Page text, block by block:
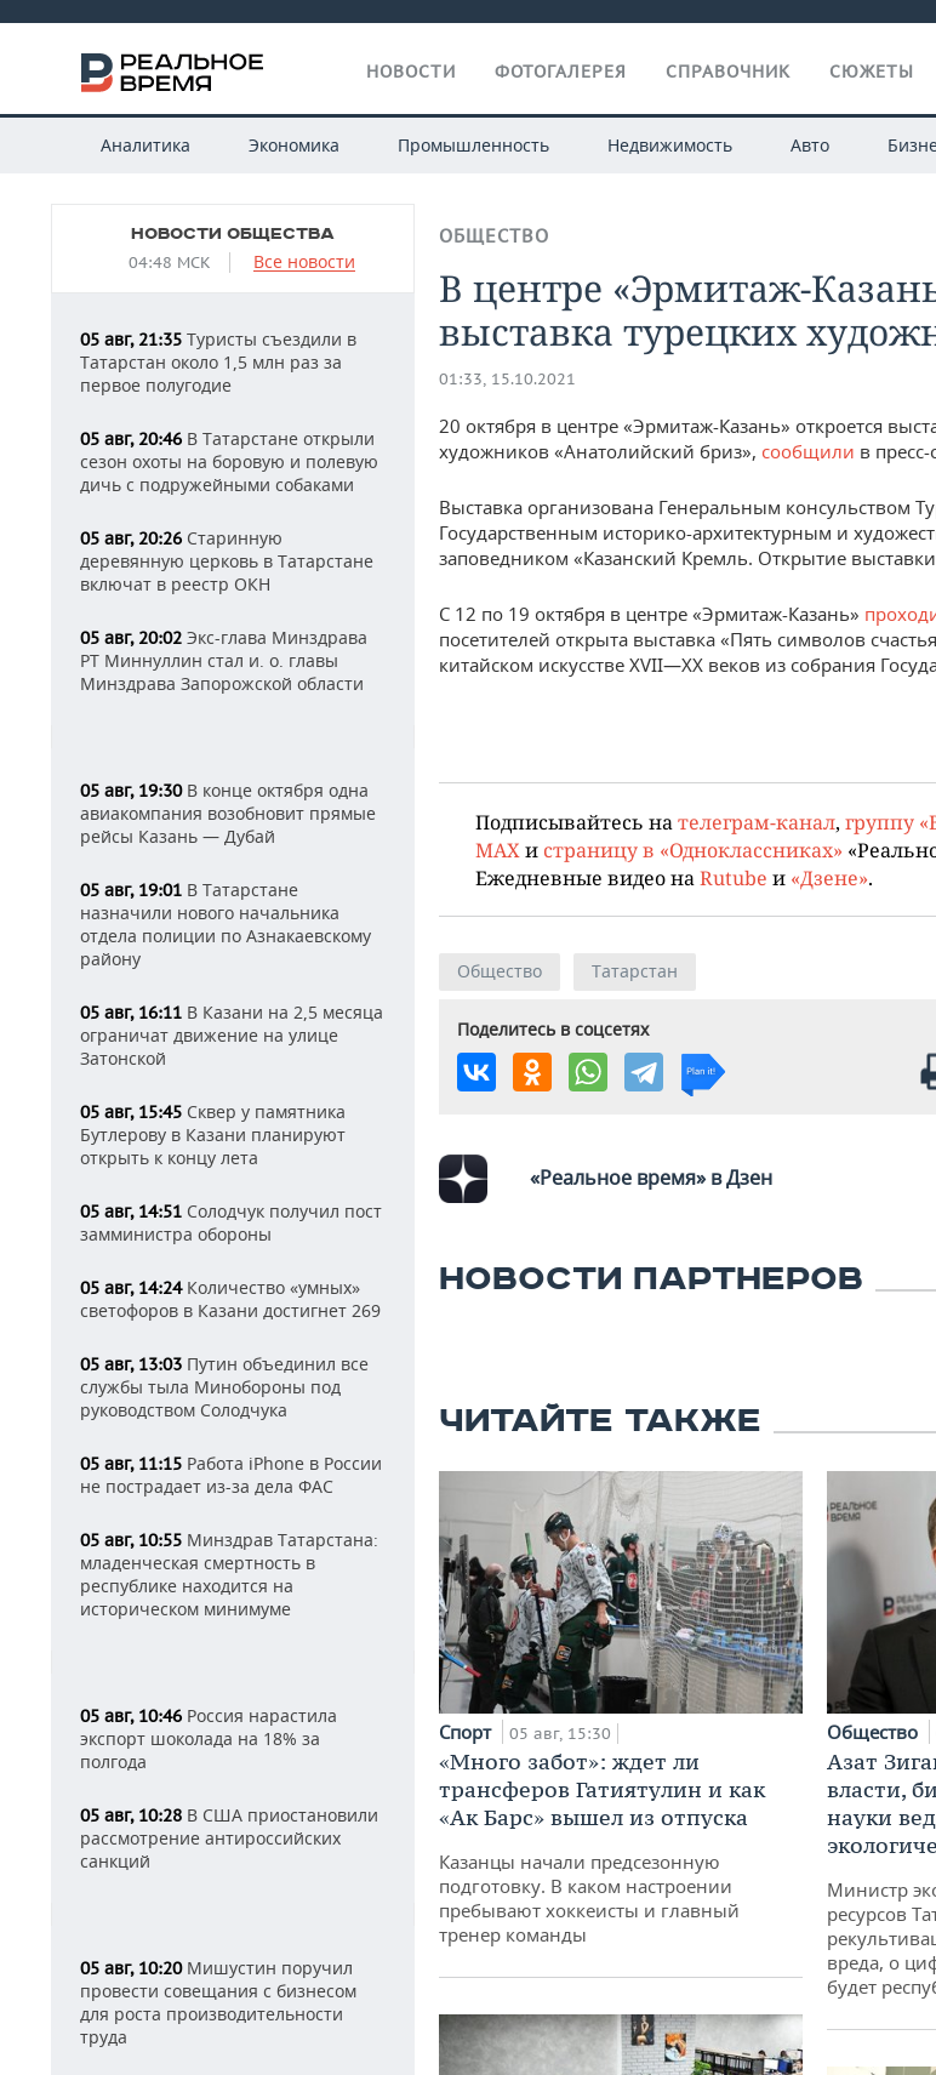
НОВОСТИ ФОТОГАЛЕРЕЯ СПРАВОЧНИК СЮЖЕТЫ
Аналитика Экономика Промышленность Недвижимость Авто
НОВОСТИ ОБЩЕСТВА
04:48 МСК Все новости
05 авг, 21:35 Туристы съездили в
Татарстан около 1,5 млн раз за
первое полугодие
05 авг, 20:46 В Татарстане открыли
сезон охоты на боровую и полевую
дичь с подружейными собаками
05 авг, 20:26 Старинную
деревянную церковь в Татарстане
включат в реестр ОКН
05 авг, 20:02 Экс-глава Минздрава
РТ Миннуллин стал и. о. главы
Минздрава Запорожской области
05 авг, 19:30В конце октября одна
авиакомпания возобновит прямые
рейсы Казань — Дубай
05 авг, 19:01 В Татарстане
назначили нового начальника
отдела полиции по Азнакаевскому
району
05 авг, 16:11 В Казани на 2,5 месяца
ограничат движение на улице
Затонской
05 авг, 15:45 Сквер у памятника
Бутлерову в Казани планируют
открыть к концу лета
05 авг, 14:51 Солодчук получил пост
замминистра обороны
05 авг, 14:24Количество «умных»
светофоров в Казани достигнет 269
05 авг, 13:03 Путин объединил все
службы тыла Минобороны под
руководством Солодчука
05 авг, 11:15 Работа iPhone в России
не пострадает из-за дела ФАС
05 авг, 10:55 Минздрав Татарстана:
младенческая смертность в
республике находится на
историческом минимуме
05 авг, 10:46 Россия нарастила
экспорт шоколада на 18% за
полгода
05 авг, 10:28 В США приостановили
рассмотрение антироссийских
санкций
05 авг, 10:20Мишустин поручил
провести совещания с бизнесом
для роста производительности
труда
ОБЩЕСТВО
В центре «Эрмитаж-
выставка турецких
01:33, 15.10.2021
20 октября в центре «Эрмитаж-Казань» откроется
художников «Анатолийский бриз», сообщили в
Выставка организована Генеральным консульством
Государственным историко-архитектурным и
заповедником «Казанский Кремль. Открытие
С 12 по 19 октября в центре «Эрмитаж-Казань»
посетителей открыта выставка «Пять символов
китайском искусстве XVII—XX веков из собрания
Подписывайтесь на телеграм-канал, группу
MAX и страницу в «Одноклассниках»
Ежедневные видео на Rutube и «Дзене».
Общество Татарстан
Поделитесь в соцсетях
«Реальное время» в Дзен
НОВОСТИ ПАРТНЕРОВ
ЧИТАЙТЕ ТАКЖЕ
Спорт 05 авг, 15:30
«Много забот»: ждет ли
трансферов Гатиятулин и как
«Ак Барс» вышел из отпуска
Казанцы начали предсезонную
подготовку. В каком настроении
пребывают хоккеисты и главный
тренер команды
Общество
Азат
власти,
науки
Министр
ресурсов
вреда, о
будет